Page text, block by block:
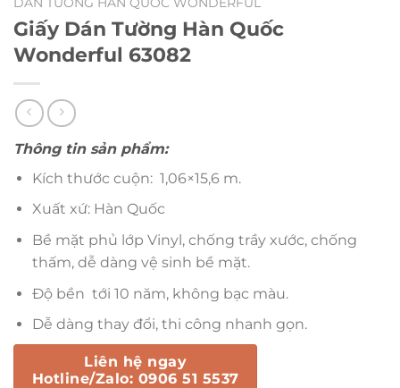
Giấy Dán Tường Hàn Quốc
Wonderful 63082
Thông tin sản phẩm:
Kích thước cuộn: 1,06×15,6 m.
Xuất xứ: Hàn Quốc
Bề mặt phủ lớp Vinyl, chống trầy xước, chống
thấm, dễ dàng vệ sinh bề mặt.
Độ bền tới 10 năm, không bạc màu.
Dễ dàng thay đổi, thi công nhanh gọn.
Liên hệ ngay
Hotline/Zalo: 0906 51 5537